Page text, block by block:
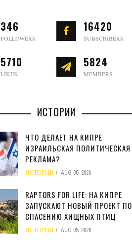
346
FOLLOWERS
16420
SUBSCRIBERS
5710
LIKES
5824
MEMBERS
ИСТОРИИ
ЧТО ДЕЛАЕТ НА КИПРЕ
ИЗРАИЛЬСКАЯ ПОЛИТИЧЕСКАЯ
РЕКЛАМА?
ИСТОРИИ AUG 05, 2026
RAPTORS FOR LIFE: НА КИПРЕ
ЗАПУСКАЮТ НОВЫЙ ПРОЕКТ ПО
СПАСЕНИЮ ХИЩНЫХ ПТИЦ
ИСТОРИИ AUG 05, 2026